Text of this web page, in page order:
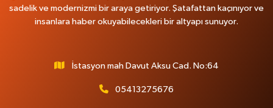
sadelik ve modernizmi bir araya getiriyor. Şatafattan kaçınıyor ve
insanlara haber okuyabilecekleri bir altyapı sunuyor.
İstasyon mah Davut Aksu Cad. No:64
05413275676